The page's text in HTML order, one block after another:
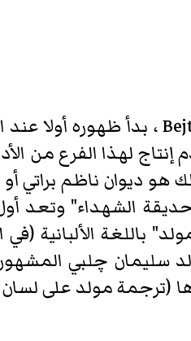
إنتاج لهذا الفرع من
هو ديوان ناظم براتي أو
الشهداء" وتعد
باللغة الألبانية
سليمان چلبي
(ترجمة مولد على لسان